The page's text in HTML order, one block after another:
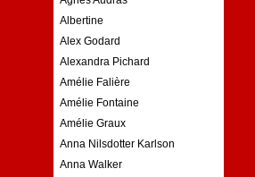
Albertine
Alex Godard
Alexandra Pichard
Amélie Falière
Amélie Fontaine
Amélie Graux
Anna Nilsdotter Karlson
Anna Walker